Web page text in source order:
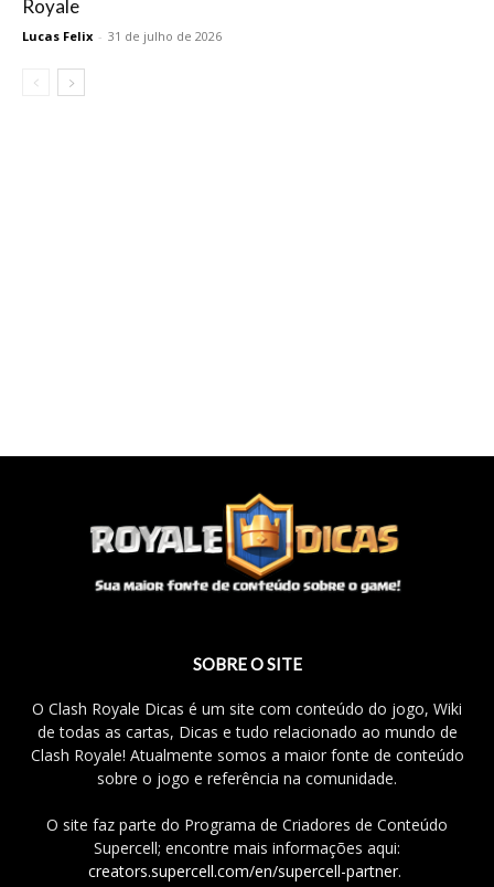
Royale
Lucas Felix - 31 de julho de 2026
SOBRE O SITE
O Clash Royale Dicas é um site com conteúdo do jogo, Wiki
de todas as cartas, Dicas e tudo relacionado ao mundo de
Clash Royale! Atualmente somos a maior fonte de conteúdo
sobre o jogo e referência na comunidade.
O site faz parte do Programa de Criadores de Conteúdo
Supercell; encontre mais informações aqui:
creators.supercell.com/en/supercell-partner.